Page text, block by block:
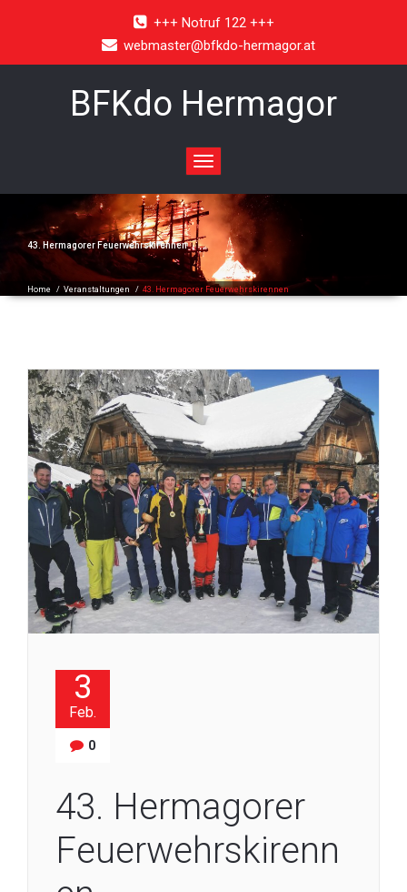
+++ Notruf 122 +++
webmaster@bfkdo-hermagor.at
BFKdo Hermagor
Toggle
navigation
43. Hermagorer Feuerwehrskirennen
Home / Veranstaltungen / 43. Hermagorer Feuerwehrskirennen
3
Feb.
0
43. Hermagorer
Feuerwehrskirenn